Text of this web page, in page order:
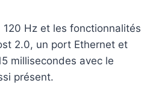
120 Hz et les fonctionnalités
2.0, un port Ethernet et
millisecondes avec le
présent.